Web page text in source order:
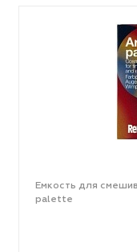
Емкость для
palette